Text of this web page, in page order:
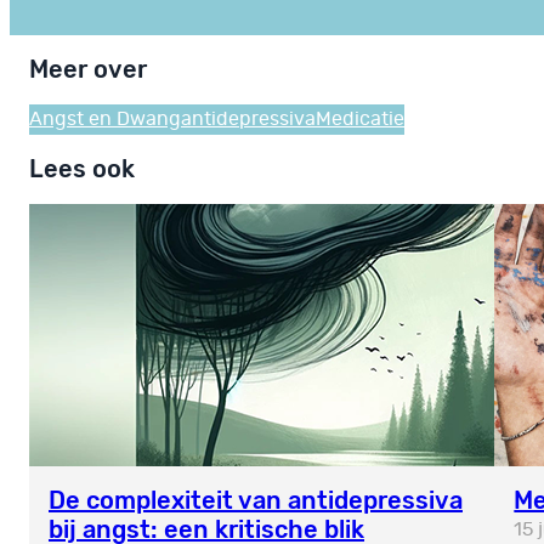
Meer over
Angst en Dwangantidepressiva Medicatie
Lees ook
De complexiteit van antidepressiva
bij angst: een kritische blik
15